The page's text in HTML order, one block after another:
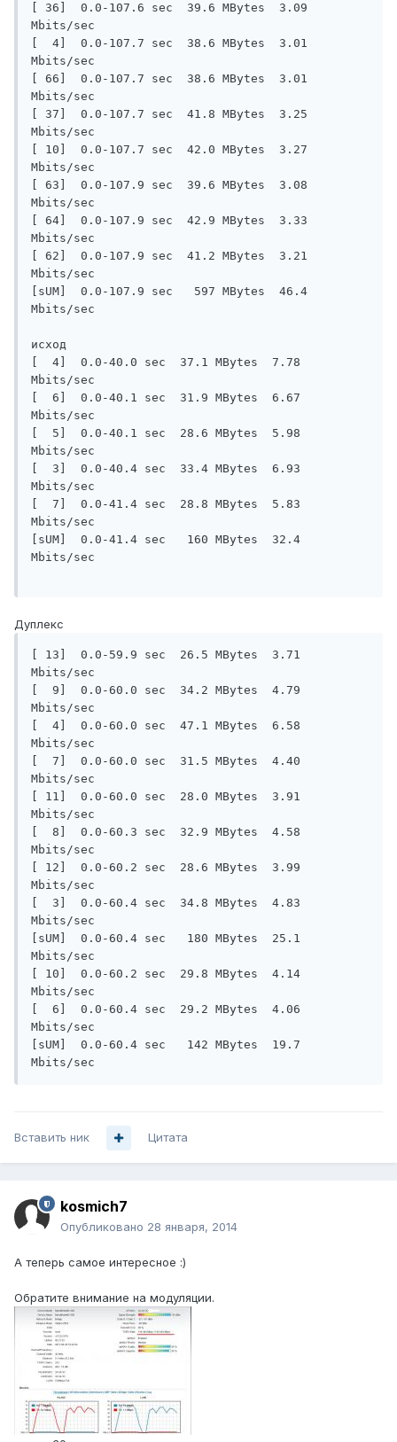
[ 36]  0.0-107.6 sec  39.6 MBytes  3.09
Mbits/sec
[  4]  0.0-107.7 sec  38.6 MBytes  3.01
Mbits/sec
[ 66]  0.0-107.7 sec  38.6 MBytes  3.01
Mbits/sec
[ 37]  0.0-107.7 sec  41.8 MBytes  3.25
Mbits/sec
[ 10]  0.0-107.7 sec  42.0 MBytes  3.27
Mbits/sec
[ 63]  0.0-107.9 sec  39.6 MBytes  3.08
Mbits/sec
[ 64]  0.0-107.9 sec  42.9 MBytes  3.33
Mbits/sec
[ 62]  0.0-107.9 sec  41.2 MBytes  3.21
Mbits/sec
[sUM]  0.0-107.9 sec   597 MBytes  46.4
Mbits/sec
исход
[  4]  0.0-40.0 sec  37.1 MBytes  7.78
Mbits/sec
[  6]  0.0-40.1 sec  31.9 MBytes  6.67
Mbits/sec
[  5]  0.0-40.1 sec  28.6 MBytes  5.98
Mbits/sec
[  3]  0.0-40.4 sec  33.4 MBytes  6.93
Mbits/sec
[  7]  0.0-41.4 sec  28.8 MBytes  5.83
Mbits/sec
[sUM]  0.0-41.4 sec   160 MBytes  32.4
Mbits/sec
Дуплекс
[ 13]  0.0-59.9 sec  26.5 MBytes  3.71
Mbits/sec
[  9]  0.0-60.0 sec  34.2 MBytes  4.79
Mbits/sec
[  4]  0.0-60.0 sec  47.1 MBytes  6.58
Mbits/sec
[  7]  0.0-60.0 sec  31.5 MBytes  4.40
Mbits/sec
[ 11]  0.0-60.0 sec  28.0 MBytes  3.91
Mbits/sec
[  8]  0.0-60.3 sec  32.9 MBytes  4.58
Mbits/sec
[ 12]  0.0-60.2 sec  28.6 MBytes  3.99
Mbits/sec
[  3]  0.0-60.4 sec  34.8 MBytes  4.83
Mbits/sec
[sUM]  0.0-60.4 sec   180 MBytes  25.1
Mbits/sec
[ 10]  0.0-60.2 sec  29.8 MBytes  4.14
Mbits/sec
[  6]  0.0-60.4 sec  29.2 MBytes  4.06
Mbits/sec
[sUM]  0.0-60.4 sec   142 MBytes  19.7
Вставить ник Цитата
kosmich7
Опубликовано 28 января, 2014
А теперь самое интересное :)
Обратите внимание на модуляции.